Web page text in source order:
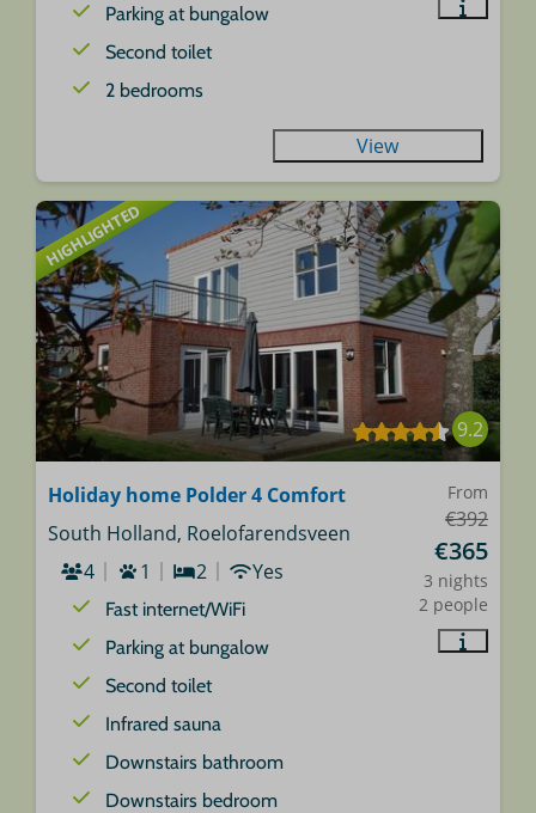
Parking at bungalow
Second toilet
2 bedrooms
View
HIGHLIGHTED
9.2
From
€392
€365
3 nights
2 people
Holiday home Polder 4 Comfort
South Holland, Roelofarendsveen
4
1 2 Yes
Fast internet/WiFi
Parking at bungalow
Second toilet
Infrared sauna
Downstairs bathroom
Downstairs bedroom